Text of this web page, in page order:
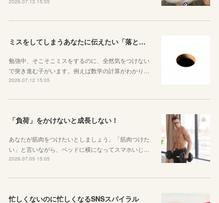
2026.07.13 15:05
ミスをしてしまうあなたに伝えたい「落とし穴がある道は早歩きしない」ということ
勉強中、そこそこミスをするのに、全然気をつけない
で突き進む子がいます。例えば数学の計算がわかり…
2026.07.12 15:05
「負荷」をかけないと成長しない！
あなたが筋肉をつけたいとしましょう。「筋肉つけた
い」と言いながら、ベッドに横になってスマホいじ…
2026.07.05 15:05
忙しくないのに忙しくなるSNSスパイラル